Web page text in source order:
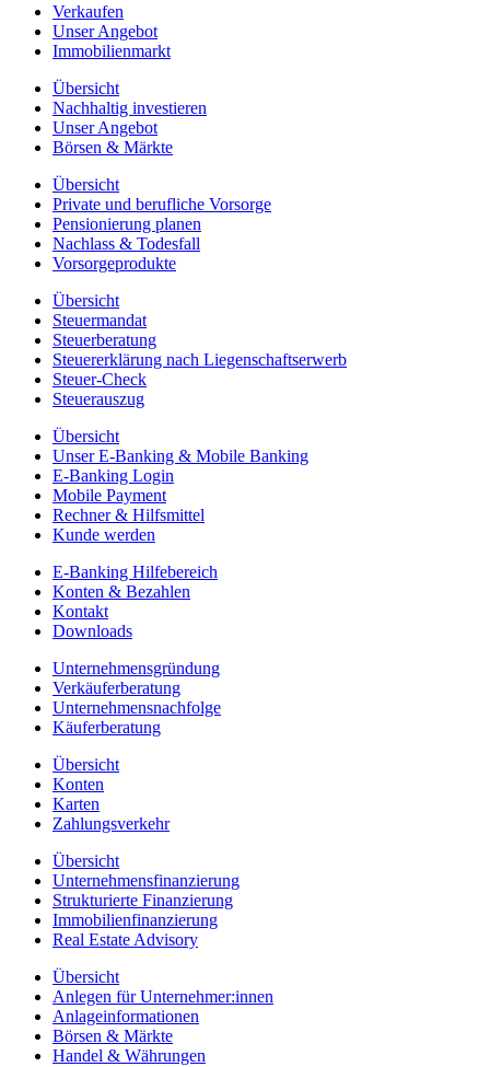
Verkaufen
Unser Angebot
Immobilienmarkt
Übersicht
Nachhaltig investieren
Unser Angebot
Börsen & Märkte
Übersicht
Private und berufliche Vorsorge
Pensionierung planen
Nachlass & Todesfall
Vorsorgeprodukte
Übersicht
Steuermandat
Steuerberatung
Steuererklärung nach Liegenschaftserwerb
Steuer-Check
Steuerauszug
Übersicht
Unser E-Banking & Mobile Banking
E-Banking Login
Mobile Payment
Rechner & Hilfsmittel
Kunde werden
E-Banking Hilfebereich
Konten & Bezahlen
Kontakt
Downloads
Unternehmensgründung
Verkäuferberatung
Unternehmensnachfolge
Käuferberatung
Übersicht
Konten
Karten
Zahlungsverkehr
Übersicht
Unternehmensfinanzierung
Strukturierte Finanzierung
Immobilienfinanzierung
Real Estate Advisory
Übersicht
Anlegen für Unternehmer:innen
Anlageinformationen
Börsen & Märkte
Handel & Währungen